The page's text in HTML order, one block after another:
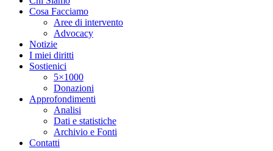
Cosa Facciamo
Aree di intervento
Advocacy
Notizie
I miei diritti
Sostienici
5×1000
Donazioni
Approfondimenti
Analisi
Dati e statistiche
Archivio e Fonti
Contatti